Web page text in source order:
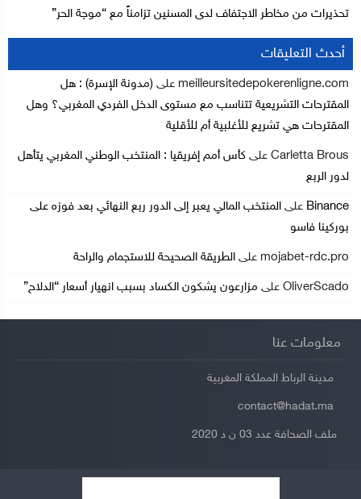
تحذيرات من مخاطر الاجتفاف لدى المسنين تزامناً مع “موجة الحر”
أحدث التعليقات
meilleursitedepokerenligne.com على (مدونة الإسرة) : هل
المقترحات التشريعية تتناسب مع مستوى الدخل الفردي المغربي؟ وهل
المقترحات هي تشريع للأغلبية أم للأقلية
Carletta Brous على كأس أمم إفريقيا : المنتخب الوطني المغربي يتأهل
لدور الربع
Binance على المنتخب المالي يعبر إلى الدور ربع النهائي بعد فوزه على
بوركينا فاسو
mojabet-rdc.pro على الطريقة الصحيحة للاستجمام والراحة
OliverScado على مزارعون يشكون الكساد بسبب انهيار أسعار “الدلاح”
معلومات عنا
مدينة الرباط المملكة المغربية
ملف الصحافة عدد 03 ن د 2020